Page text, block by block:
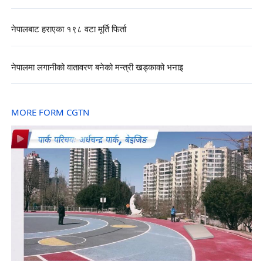
नेपालबाट हराएका १९८ वटा मूर्ति फिर्ता
नेपालमा लगानीको वातावरण बनेको मन्त्री खड्काको भनाइ
MORE FORM CGTN